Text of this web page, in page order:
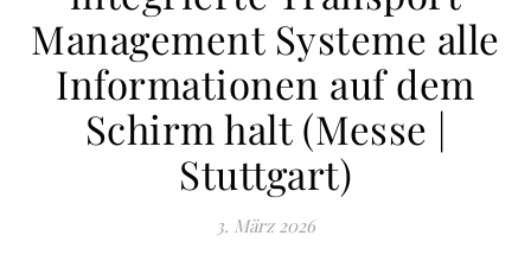
Management Systeme alle
Informationen auf dem
Schirm halt (Messe |
Stuttgart)
3. März 2026